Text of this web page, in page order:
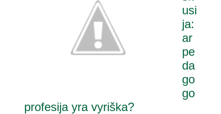
usi
ja:
ar
pe
da
go
go
profesija yra vyriška?